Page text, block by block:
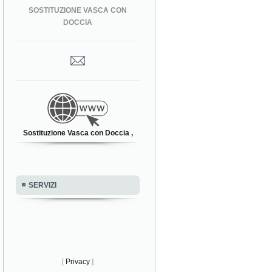
SOSTITUZIONE VASCA CON
DOCCIA
Sostituzione Vasca con Doccia ,
SERVIZI
[ Privacy ]